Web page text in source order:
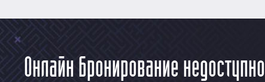
Онлайн бронирование недоступно